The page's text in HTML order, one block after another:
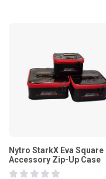
Nytro StarkX Eva Square
Accessory Zip-Up Case